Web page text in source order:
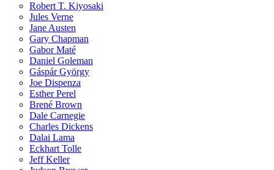
Robert T. Kiyosaki
Jules Verne
Jane Austen
Gary Chapman
Gabor Maté
Daniel Goleman
Gáspár György
Joe Dispenza
Esther Perel
Brené Brown
Dale Carnegie
Charles Dickens
Dalai Lama
Eckhart Tolle
Jeff Keller